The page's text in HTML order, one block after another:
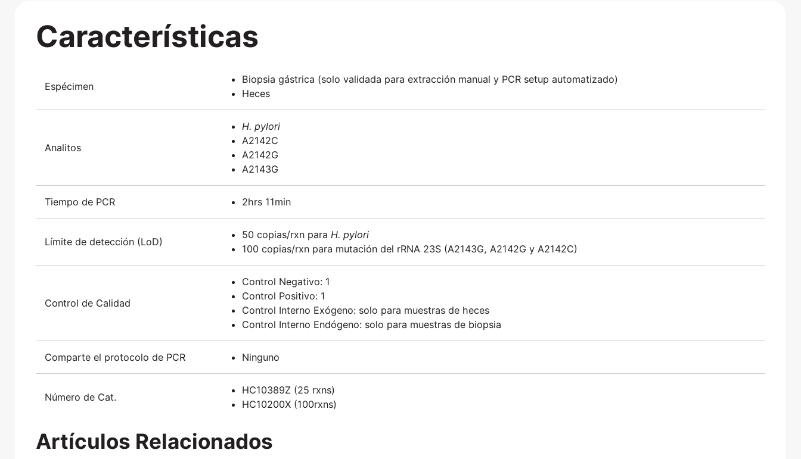
Características
Espécimen
Biopsia gástrica (solo validada para extracción manual y PCR setup automatizado)
Heces
Analitos
H. pylori
A2142C
A2142G
A2143G
Tiempo de PCR 2hrs 11min
Límite de detección (LoD)
50 copias/rxn para H. pylori
100 copias/rxn para mutación del rRNA 23S (A2143G, A2142G y A2142C)
Control de Calidad
Control Negativo: 1
Control Positivo: 1
Control Interno Exógeno: solo para muestras de heces
Control Interno Endógeno: solo para muestras de biopsia
Comparte el protocolo de PCR Ninguno
Número de Cat.
HC10389Z (25 rxns)
HC10200X (100rxns)
Artículos Relacionados